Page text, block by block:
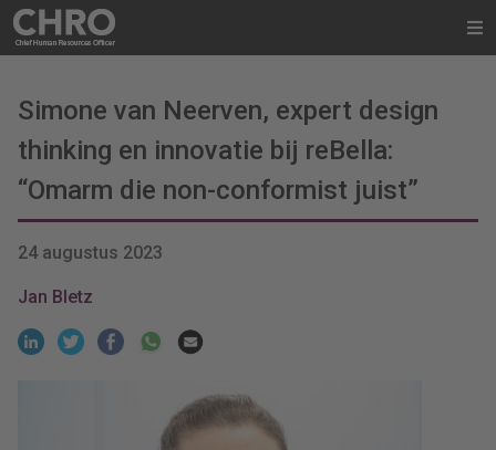
Simone van Neerven, expert design
thinking en innovatie bij reBella:
“Omarm die non-conformist juist”
24 augustus 2023
Jan Bletz